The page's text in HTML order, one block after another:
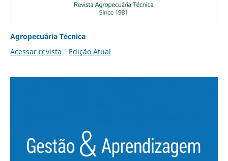
Agropecuária Técnica
Acessar revista
Edição Atual